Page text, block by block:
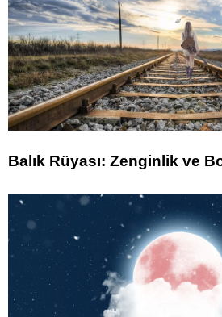
Balık Rüyası: Zenginlik ve